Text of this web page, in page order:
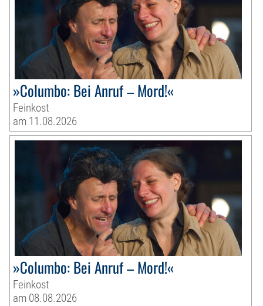
»Columbo: Bei Anruf – Mord!«
Feinkost
am 11.08.2026
»Columbo: Bei Anruf – Mord!«
Feinkost
am 08.08.2026